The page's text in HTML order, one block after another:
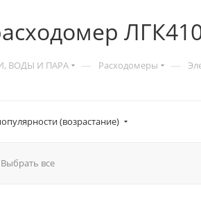
ВОДЫ И ПАРА — Расходомеры —
(возрастание)
Выбрать все